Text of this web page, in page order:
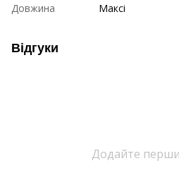
Довжина
Максі
Відгуки
Додайте